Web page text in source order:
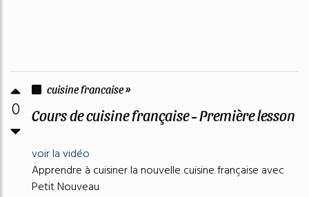
0
cuisine francaise »
Cours de cuisine française - Première lesson
voir la vidéo
Apprendre à cuisiner la nouvelle cuisine française avec
Petit Nouveau